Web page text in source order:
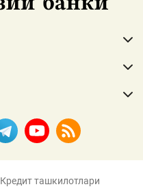
Кредит ташкилотлари